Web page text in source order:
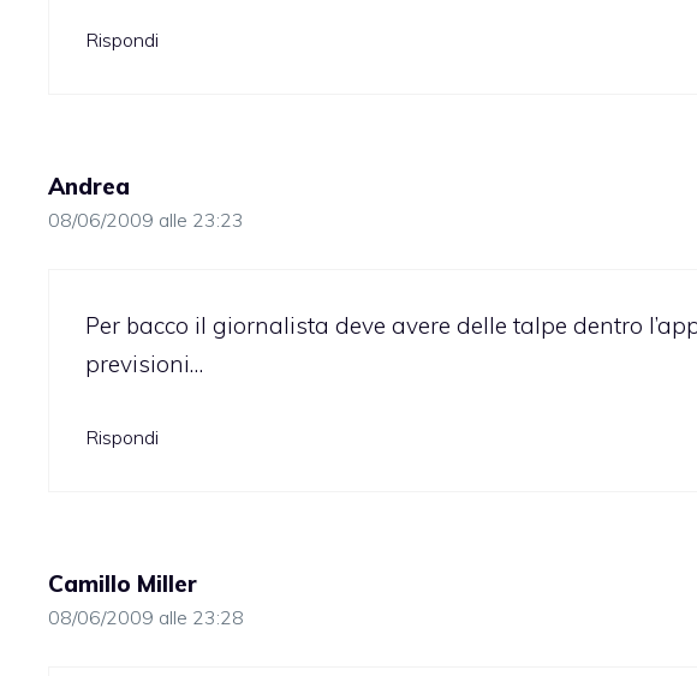
Rispondi
Andrea
08/06/2009 alle 23:23
Per bacco il giornalista deve avere delle talpe dentro
previsioni…
Rispondi
Camillo Miller
08/06/2009 alle 23:28